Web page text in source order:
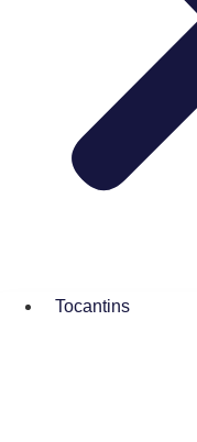
Tocantins